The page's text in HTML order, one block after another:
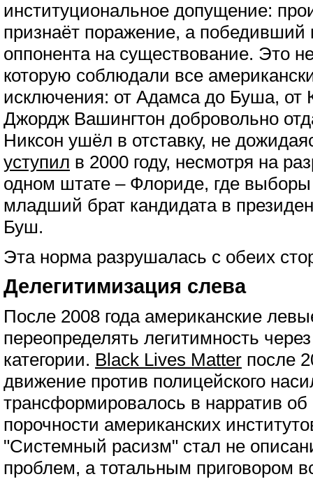
институциональное допущение:
признаёт поражение, а победивший
оппонента на существование. Это
которую соблюдали все
исключения: от Адамса до Буша, от
Джордж Вашингтон добровольно
Никсон ушёл в отставку, не
уступил в 2000 году, несмотря на
одном штате – Флориде, где выборы
младший брат кандидата в
Буш.
Эта норма разрушалась с обеих
Делегитимизация слева
После 2008 года американские
переопределять легитимность
категории. Black Lives Matter после
движение против полицейского
трансформировалось в нарратив об
порочности американских
"Системный расизм" стал не
проблем, а тотальным приговором